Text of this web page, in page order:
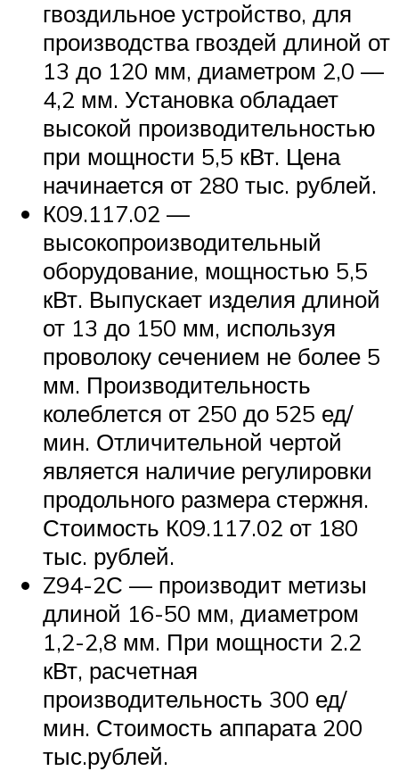
гвоздильное устройство, для
производства гвоздей длиной от
13 до 120 мм, диаметром 2,0 —
4,2 мм. Установка обладает
высокой производительностью
при мощности 5,5 кВт. Цена
начинается от 280 тыс. рублей.
К09.117.02 —
высокопроизводительный
оборудование, мощностью 5,5
кВт. Выпускает изделия длиной
от 13 до 150 мм, используя
проволоку сечением не более 5
мм. Производительность
колеблется от 250 до 525 ед/
мин. Отличительной чертой
является наличие регулировки
продольного размера стержня.
Стоимость К09.117.02 от 180
тыс. рублей.
Z94-2С — производит метизы
длиной 16-50 мм, диаметром
1,2-2,8 мм. При мощности 2.2
кВт, расчетная
производительность 300 ед/
мин. Стоимость аппарата 200
тыс.рублей.